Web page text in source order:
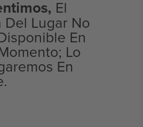
El
Del Lugar No
En
Lo
En